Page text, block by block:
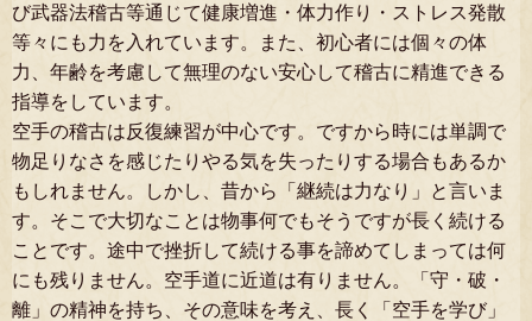
び武器法稽古等通じて健康増進・体力作り・ストレス発散
等々にも力を入れています。また、初心者には個々の体
力、年齢を考慮して無理のない安心して稽古に精進できる
指導をしています。
空手の稽古は反復練習が中心です。ですから時には単調で
物足りなさを感じたりやる気を失ったりする場合もあるか
もしれません。
しかし、昔から「継続は力なり」と言いま
す。そこで大切なことは物事何でもそうですが長く続ける
ことです。途中で挫折して続ける事を諦めてしまっては何
にも残りません。空手道に近道は有りません。「守・破・
離」の精神を持ち、その意味を考え、長く「空手を学び」